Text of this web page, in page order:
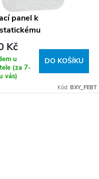
panel k
tělesu BOX -
Kč
u
(za 7-
vás)
DO KOŠÍKU
Kód: BXY_FEBT